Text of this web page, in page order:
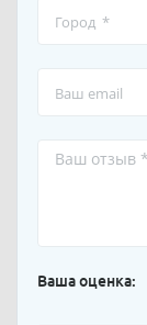
Ваша оценка: